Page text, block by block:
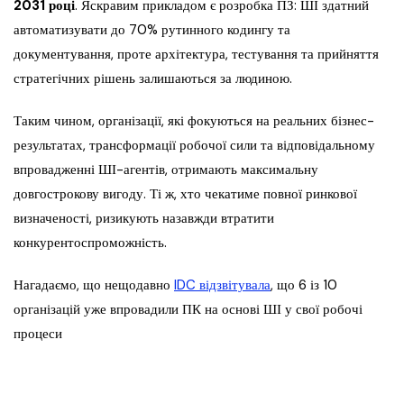
2031 році. Яскравим прикладом є розробка ПЗ: ШІ здатний
автоматизувати до 70% рутинного кодингу та
документування, проте архітектура, тестування та прийняття
стратегічних рішень залишаються за людиною.
Таким чином, організації, які фокуються на реальних бізнес-
результатах, трансформації робочої сили та відповідальному
впровадженні ШІ-агентів, отримають максимальну
довгострокову вигоду. Ті ж, хто чекатиме повної ринкової
визначеності, ризикують назавжди втратити
конкурентоспроможність.
Нагадаємо, що нещодавно IDC відзвітувала, що 6 із 10
організацій уже впровадили ПК на основі ШІ у свої робочі
процеси